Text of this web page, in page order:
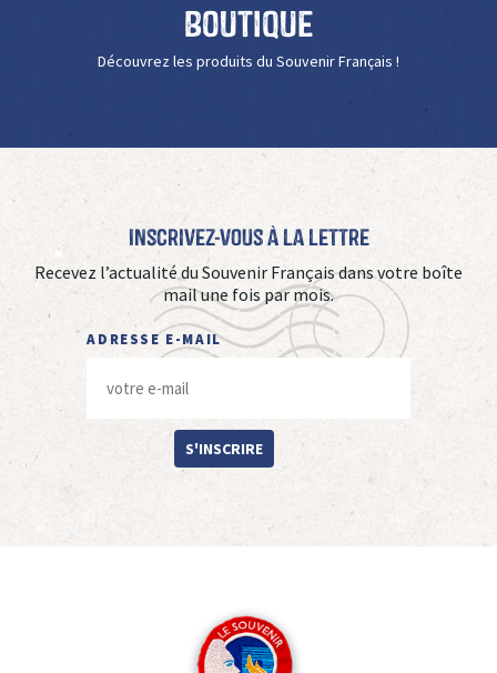
Boutique
Découvrez les produits du Souvenir Français !
Inscrivez-vous à La Lettre
Recevez l’actualité du Souvenir Français dans votre boîte
mail une fois par mois.
ADRESSE E-MAIL
S'INSCRIRE